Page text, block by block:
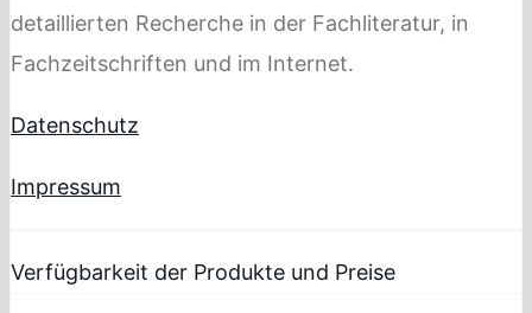
detaillierten Recherche in der Fachliteratur, in
Fachzeitschriften und im Internet.
Datenschutz
Impressum
Verfügbarkeit der Produkte und Preise